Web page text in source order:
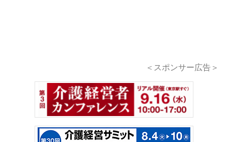
＜スポンサー広告＞